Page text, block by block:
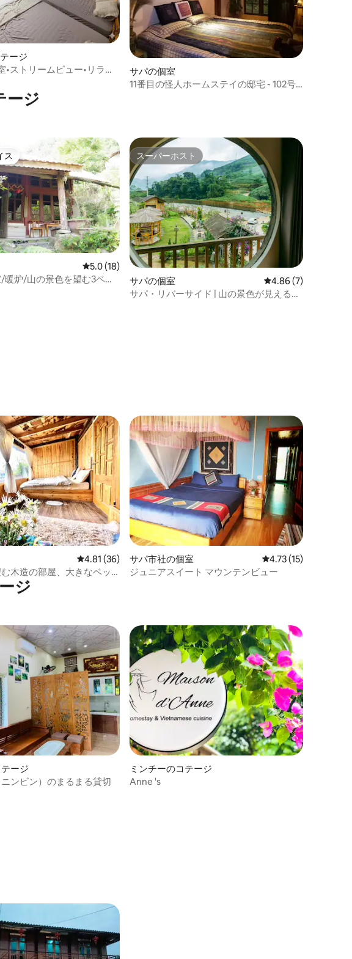
ージ
•ストリームビュー•リラッ
サパの個室
11番目の怪人ホームステイの邸宅 - 102号
ージ
つ星の平均評価
ス
ス
レビュー18件、5つ星中5.0つ星の平均評価
5.0 (18)
暖炉/山の景色を望む3ベッ
スーパーホスト
スーパーホスト
サパの個室 レビュー7件、5つ星
4.86 (7)
サパ・リバーサイド | 山の景色が見えるお
つ星の平均評価
レビュー36件、5つ星中4.81つ星の平均評価
4.81 (36)
木造の部屋、大きなベッ
サパ市社の個室 レビュー15件、5つ
4.73 (15)
ジュニアスイート マウンテンビュー
ジ
ージ
ンビン）のまるまる貸切
ミンチーのコテージ
Anne 's